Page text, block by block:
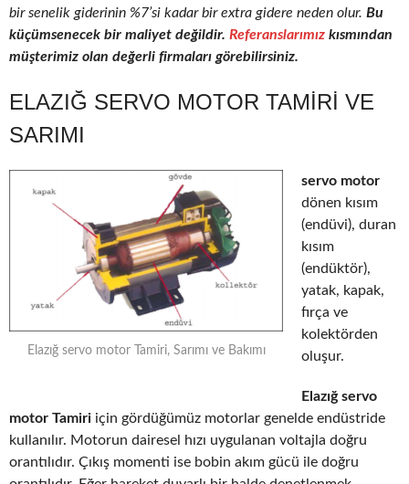
bir senelik giderinin %7’si kadar bir extra gidere neden olur. Bu
küçümsenecek bir maliyet değildir. Referanslarımız kısmından
müşterimiz olan değerli firmaları görebilirsiniz.
ELAZIĞ SERVO MOTOR TAMIRI VE
SARIMI
Elazığ servo motor Tamiri, Sarımı ve Bakımı
servo motor
dönen kısım
(endüvi), duran
kısım
(endüktör),
yatak, kapak,
fırça ve
kolektörden
oluşur.
Elazığ servo
motor Tamiri için gördüğümüz motorlar genelde endüstride
kullanılır. Motorun dairesel hızı uygulanan voltajla doğru
orantılıdır. Çıkış momenti ise bobin akım gücü ile doğru